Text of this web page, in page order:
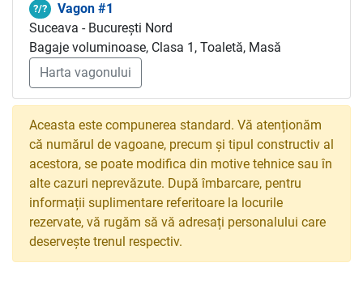
?/?
Vagon #1
Suceava - București Nord
Bagaje voluminoase, Clasa 1, Toaletă, Masă
Harta vagonului
Aceasta este compunerea standard. Vă atenționăm
că numărul de vagoane, precum și tipul constructiv al
acestora, se poate modifica din motive tehnice sau în
alte cazuri neprevăzute. După îmbarcare, pentru
informații suplimentare referitoare la locurile
rezervate, vă rugăm să vă adresați personalului care
deservește trenul respectiv.